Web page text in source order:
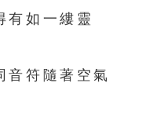
有如一縷靈
音符隨著空氣